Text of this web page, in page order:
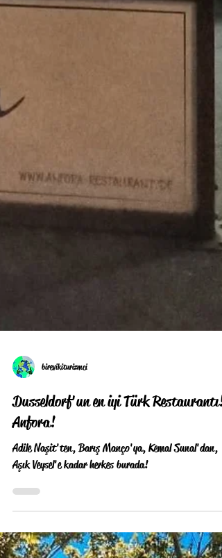
birevikiturizmci
Dusseldorf'un en iyi Türk Restaurantı!